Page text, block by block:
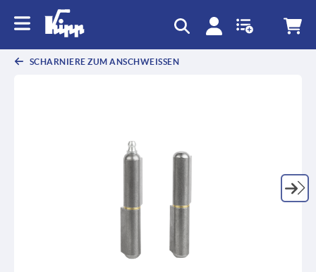
SCHARNIERE ZUM ANSCHWEISSEN